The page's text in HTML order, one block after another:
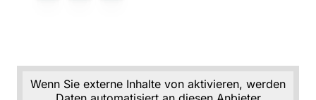
Wenn Sie externe Inhalte von aktivieren, werden